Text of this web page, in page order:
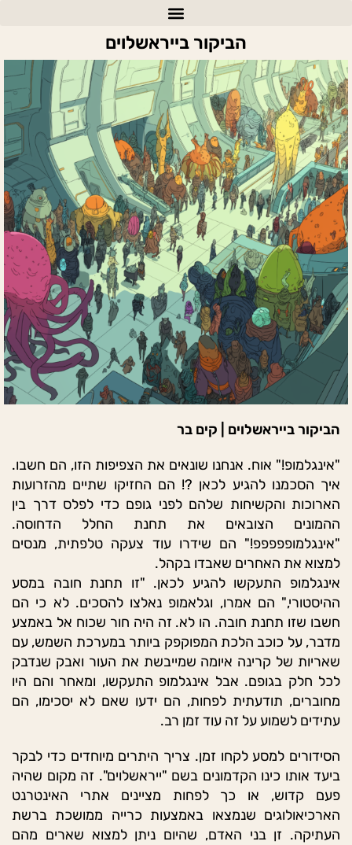
הביקור בייראשלוים
הביקור בייראשלוים | קים בר
"אינגלמופ!" אוח. אנחנו שונאים את הצפיפות הזו, הם חשבו.
איך הסכמנו להגיע לכאן ?! הם החזיקו שתיים מהזרועות
הארוכות והקשיחות שלהם לפני גופם כדי לפלס דרך בין
ההמונים הצובאים את תחנת החלל הדחוסה.
"אינגלמופפפפפ!" הם שידרו עוד צעקה טלפתית, מנסים
למצוא את האחרים שאבדו בקהל.
אינגלמופ התעקשו להגיע לכאן. "זו תחנת חובה במסע
ההיסטורי," הם אמרו, וגלאמופ נאלצו להסכים. לא כי הם
חשבו שזו תחנת חובה. הו לא. זה היה חור שכוח אל באמצע
מדבר, על כוכב הלכת המפוקפק ביותר במערכת השמש, עם
שאריות של קרינה איומה שמייבשת את העור ואבק שנדבק
לכל חלק בגופם. אבל אינגלמופ התעקשו, ומאחר והם היו
מחוברים, תודעתית לפחות, הם ידעו שאם לא יסכימו, הם
עתידים לשמוע על זה עוד זמן רב.
הסידורים למסע לקחו זמן. צריך היתרים מיוחדים כדי לבקר
ביעד אותו כינו הקדמונים בשם "ייראשלוים". זה מקום שהיה
פעם קדוש, או כך לפחות מציינים אתרי האינטרנט
הארכיאולוגים שנמצאו באמצעות כרייה ממושכת ברשת
העתיקה. זן בני האדם, שהיום ניתן למצוא שארים מהם